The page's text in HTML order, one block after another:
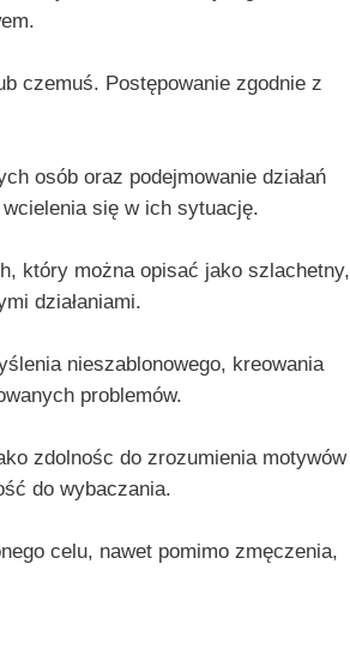
czemuś. Postępowanie zgodnie z
osób oraz podejmowanie działań
się w ich sytuację.
który można opisać jako szlachetny,
działaniami.
nieszablonowego, kreowania
problemów.
zdolnośc do zrozumienia motywów
do wybaczania.
celu, nawet pomimo zmęczenia,